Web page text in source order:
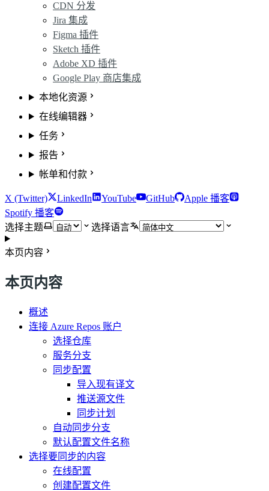
CDN 分发
Jira 集成
Figma 插件
Sketch 插件
Adobe XD 插件
Google Play 商店集成
本地化资源
在线编辑器
任务
报告
帐单和付款
X (Twitter) LinkedIn YouTube GitHub
Apple 播客
Spotify 播客
选择主题
选择语言
本页内容
本页内容
概述
连接 Azure Repos 账户
选择仓库
服务分支
同步配置
导入现有译文
推送源文件
同步计划
自动同步分支
默认配置文件名称
选择要同步的内容
在线配置
创建配置文件